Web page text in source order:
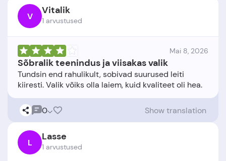
V Vitalik
1 arvustused
Mai 8, 2026
Sõbralik teenindus ja viisakas valik
Tundsin end rahulikult, sobivad suurused leiti
0 Show translation
L Lasse
1 arvustused